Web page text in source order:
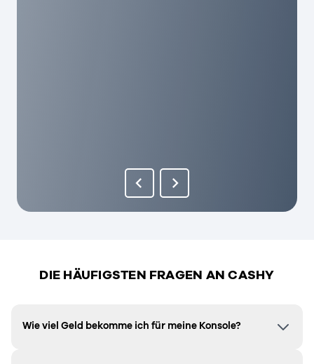
DIE HÄUFIGSTEN FRAGEN AN CASHY
Wie viel Geld bekomme ich für meine Konsole?